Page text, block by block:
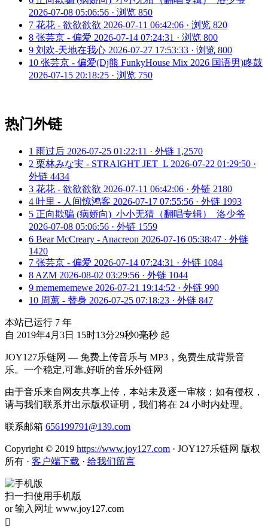
2026-07-08 05:06:56 · 浏览 850
7 花花 - 欲欲欲欲 2026-07-11 06:42:06 · 浏览 820
8 张芸京 - 偏爱 2026-07-14 07:24:31 · 浏览 800
9 刘欢-天地在我心 2026-07-27 17:53:33 · 浏览 800
10 张芸京 - 偏爱(Dj熊 FunkyHouse Mix 2026 国语男)咚鼓
2026-07-15 20:18:25 · 浏览 750
热门外链
1 雨过后 2026-07-25 01:22:11 · 外链 1,2570
2 栗林みな実 - STRAIGHT JET_L 2026-07-22 01:29:50 ·
外链 4434
3 花花 - 欲欲欲欲 2026-07-11 06:42:06 · 外链 2180
4 叶里 - 人间惊鸿客 2026-07-17 07:55:56 · 外链 1993
5 正向欺骗 (病娇向)_小小无猜（翻唱专辑）_洛少爷
2026-07-08 05:06:56 · 外链 1559
6 Bear McCreary - Anacreon 2026-07-16 05:38:47 · 外链
1420
7 张芸京 - 偏爱 2026-07-14 07:24:31 · 外链 1084
8 AZM 2026-08-02 03:29:56 · 外链 1044
9 memememewe 2026-07-21 19:14:52 · 外链 990
10 周蕙 - 替身 2026-07-25 07:18:23 · 外链 847
本站已运行 7 年
自 2019年4月3日 15时13分29秒0毫秒 起
JOY127乐链网 — 免费上传音乐与 MP3，免费生成背景音
乐。一个稳定,可靠,好听的音乐外链网
由于音乐来自网友共享上传，本站未及逐一审核；如有侵权，
请与我们联系并出示版权证明，我们将在 24 小时内处理。
联系邮箱 656199791@139.com
Copyright © 2019 https://www.joy127.com · JOY127乐链网 版权
所有 · 客户端下载 · 给我们留言
扫一扫使用手机版
or 输入网址 www.joy127.com
